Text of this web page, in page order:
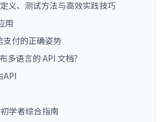
义、测试方法与高效实践技巧
用
支付的正确姿势
多语言的 API 文档？
API
学者综合指南